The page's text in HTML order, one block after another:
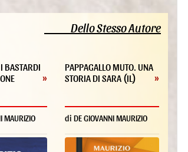
Dello Stesso Autore
BASTARDI
»
MAURIZIO
PAPPAGALLO MUTO. UNA
STORIA DI SARA (IL)
»
di DE GIOVANNI MAURIZIO